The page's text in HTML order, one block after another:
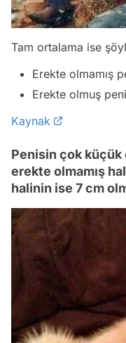
Tam ortalama ise
Erekte olmamış
Erekte olmuş
Kaynak
Penisin çok küçük
erekte olmamış
halinin ise 7 cm